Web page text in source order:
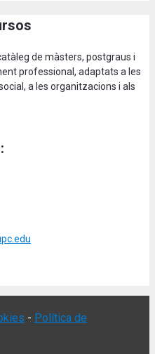
de màsters, postgraus i
professional, adaptats a les
a les organitzacions i als
- Política de